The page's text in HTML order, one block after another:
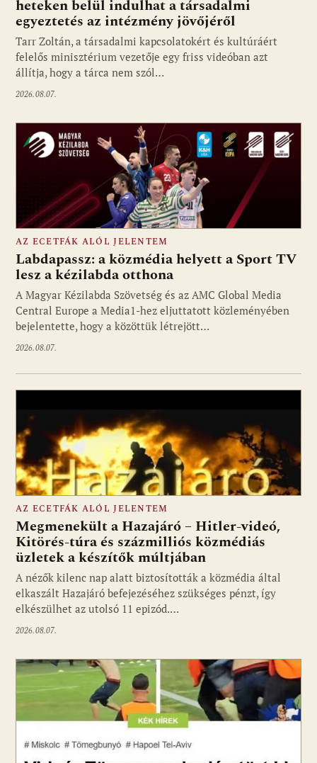
Fotó: media1.hu
heteken belül indulhat a társadalmi
egyeztetés az intézmény jövőjéről
Tarr Zoltán, a társadalmi kapcsolatokért és kultúráért
felelős minisztérium vezetője egy friss videóban azt
állítja, hogy a tárca nem szól…
2026.08.07.
Fotó: media1.hu
AZ ECETFÁK ALÓL JELENTEM
Labdapassz: a közmédia helyett a Sport TV
lesz a kézilabda otthona
A Magyar Kézilabda Szövetség és az AMC Global Media
Central Europe a Media1-hez eljuttatott közleményében
bejelentette, hogy a közöttük létrejött…
2026.08.07.
Fotó: media1.hu
AZ ECETFÁK ALÓL JELENTEM
Megmenekült a Hazajáró – Hitler-videó,
Kitörés-túra és százmilliós közmédiás
üzletek a készítők múltjában
A nézők kilenc nap alatt biztosították a közmédia által
elkaszált Hazajáró befejezéséhez szükséges pénzt, így
elkészülhet az utolsó 11 epizód.…
2026.08.07.